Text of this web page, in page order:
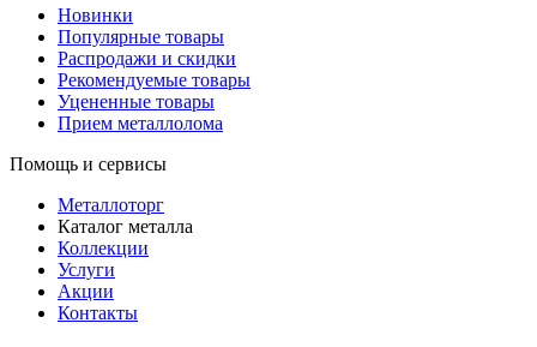
Новинки
Популярные товары
Распродажи и скидки
Рекомендуемые товары
Уцененные товары
Прием металлолома
Помощь и сервисы
Металлоторг
Каталог металла
Коллекции
Услуги
Акции
Контакты